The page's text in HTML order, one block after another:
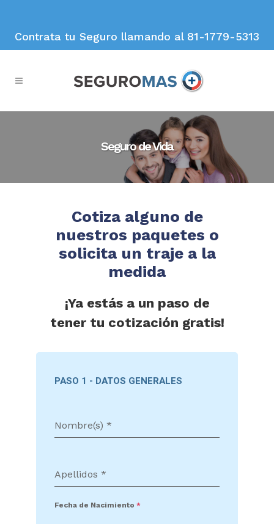
Contrata tu Seguro llamando al 81-1779-5313
Seguro de Vida
Cotiza alguno de
nuestros paquetes o
solicita un traje a la
medida
¡Ya estás a un paso de
tener tu cotización gratis!
PASO 1 - DATOS GENERALES
Nombre(s) *
Apellidos *
Fecha de Nacimiento *